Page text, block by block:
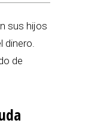
sus hijos
dinero.
de